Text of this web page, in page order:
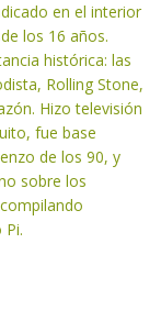
en el interior
los 16 años.
histórica: las
Rolling Stone,
Hizo televisión
fue base
de los 90, y
sobre los